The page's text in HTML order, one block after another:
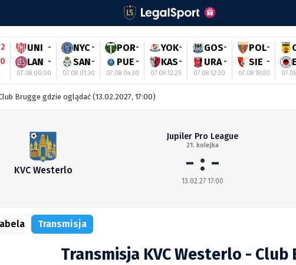
2
0
UNI -
LAN -
07.08 00:00
NYC-
SAN-
07.08 01:30
POR-
PUE -
07.08 04:30
YOK-
KAS-
07.08 12:25
GOS-
URA -
07.08 12:30
POL-
SIE -
07.08 18:00
Brugge gdzie oglądać (13.02.2027, 17:00)
KVC Westerlo
Jupiler Pro League
21. kolejka
- : -
13.02.27 17:00
Transmisja
Transmisja KVC Westerlo - Club